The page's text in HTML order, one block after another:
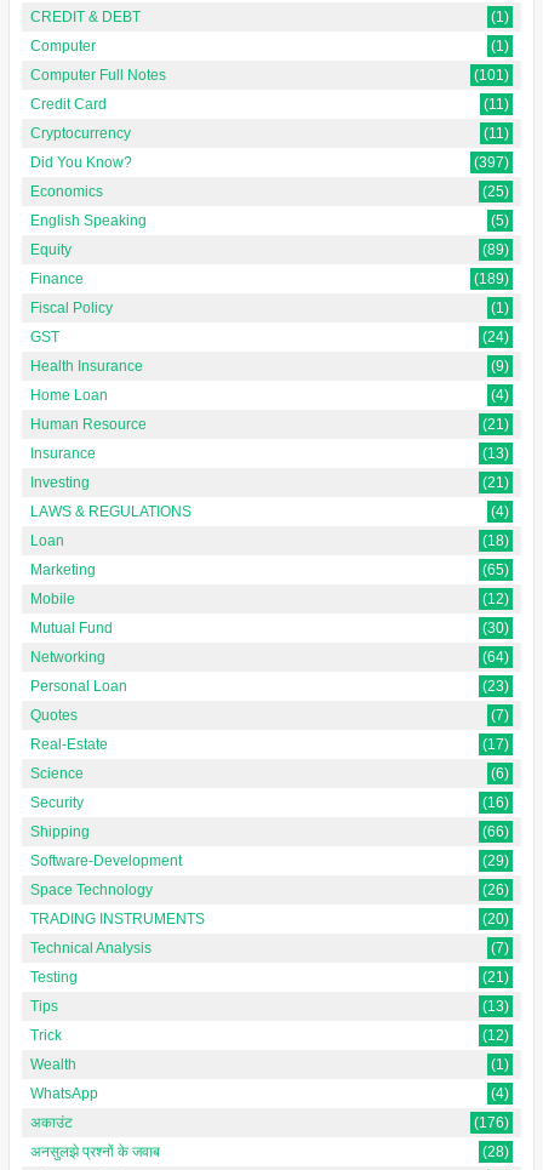
CREDIT & DEBT
(1)
Computer
(1)
Computer Full Notes
(101)
Credit Card
(11)
Cryptocurrency
(11)
Did You Know?
(397)
Economics
(25)
English Speaking
(5)
Equity
(89)
Finance
(189)
Fiscal Policy
(1)
GST
(24)
Health Insurance
(9)
Home Loan
(4)
Human Resource
(21)
Insurance
(13)
Investing
(21)
LAWS & REGULATIONS
(4)
Loan
(18)
Marketing
(65)
Mobile
(12)
Mutual Fund
(30)
Networking
(64)
Personal Loan
(23)
Quotes
(7)
Real-Estate
(17)
Science
(6)
Security
(16)
Shipping
(66)
Software-Development
(29)
Space Technology
(26)
TRADING INSTRUMENTS
(20)
Technical Analysis
(7)
Testing
(21)
Tips
(13)
Trick
(12)
Wealth
(1)
WhatsApp
(4)
अकाउंट
(176)
अनसुलझे प्रश्नों के जवाब
(28)